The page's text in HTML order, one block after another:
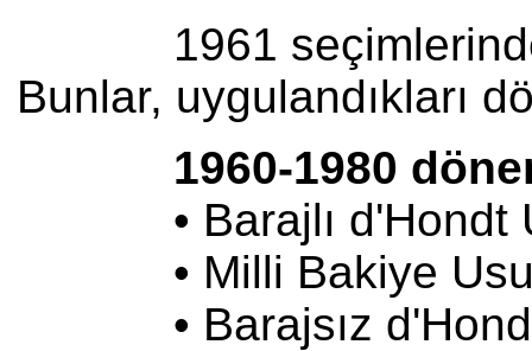
1961 seçimlerinden
Bunlar, uygulandıkları
1960-1980
• Barajlı d'Hondt
• Milli Bakiye
• Barajsız d'Hondt